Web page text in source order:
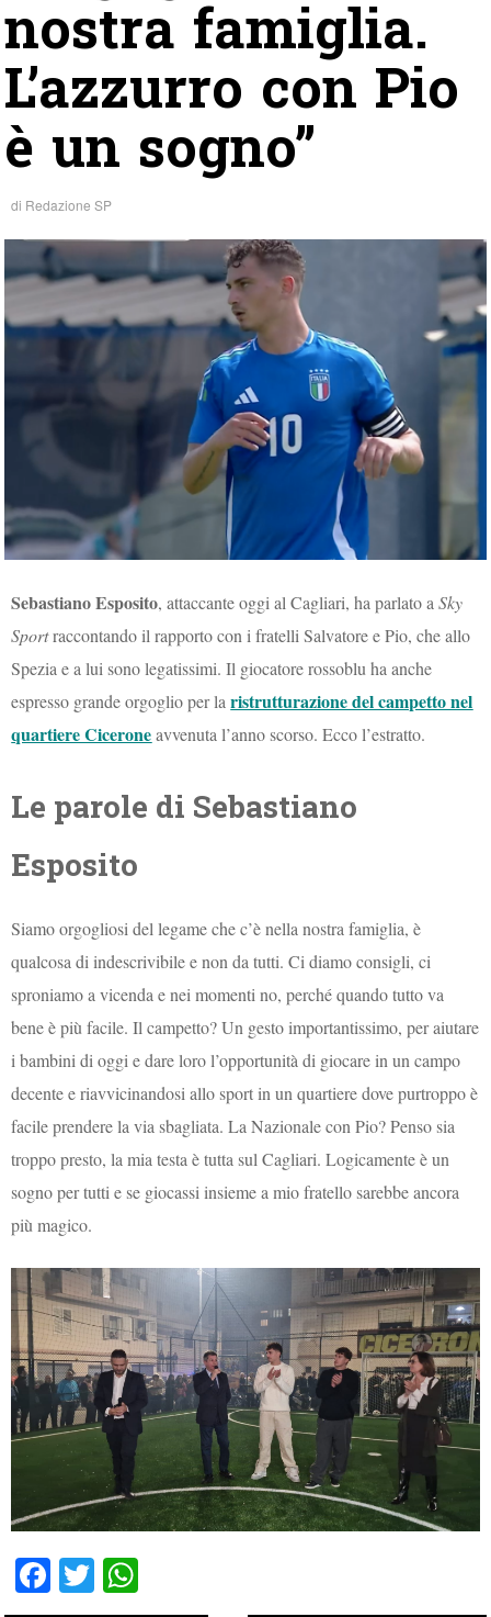
nostra famiglia.
L’azzurro con Pio
è un sogno”
di Redazione SP
Sebastiano Esposito, attaccante oggi al Cagliari, ha parlato aSky
Sportraccontando il rapporto con i fratelli Salvatore e Pio, che allo
Spezia e a lui sono legatissimi. Il giocatore rossoblu ha anche
espresso grande orgoglio per laristrutturazione del campetto nel
quartiere Ciceroneavvenuta l’anno scorso. Ecco l’estratto.
Le parole di Sebastiano
Esposito
Siamo orgogliosi del legame che c’è nella nostra famiglia, è
qualcosa di indescrivibile e non da tutti. Ci diamo consigli, ci
sproniamo a vicenda e nei momenti no, perché quando tutto va
bene è più facile. Il campetto? Un gesto importantissimo, per aiutare
i bambini di oggi e dare loro l’opportunità di giocare in un campo
decente e riavvicinandosi allo sport in un quartiere dove purtroppo è
facile prendere la via sbagliata. La Nazionale con Pio? Penso sia
troppo presto, la mia testa è tutta sul Cagliari. Logicamente è un
sogno per tutti e se giocassi insieme a mio fratello sarebbe ancora
più magico.
Fa T